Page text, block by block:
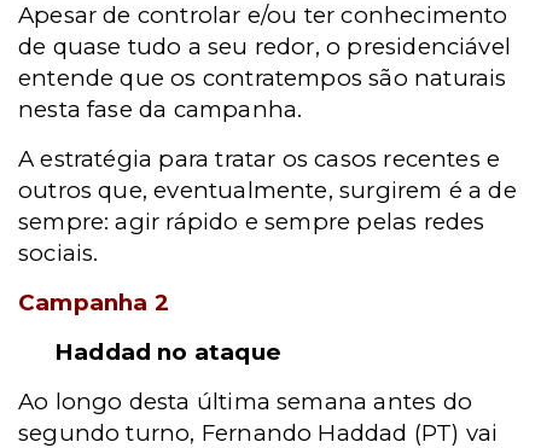
Apesar de controlar e/ou ter conhecimento
de quase tudo a seu redor, o presidenciável
entende que os contratempos são naturais
nesta fase da campanha.
A estratégia para tratar os casos recentes e
outros que, eventualmente, surgirem é a de
sempre: agir rápido e sempre pelas redes
sociais.
Campanha 2
Haddad no ataque
Ao longo desta última semana antes do
segundo turno, Fernando Haddad (PT) vai